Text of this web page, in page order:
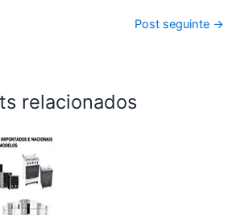
Post seguinte →
relacionados